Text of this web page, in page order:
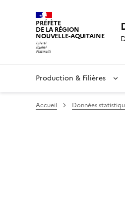
PRÉFÈTE
DE LA RÉGION
NOUVELLE-AQUITAINE
Production & Filières
Accueil Données